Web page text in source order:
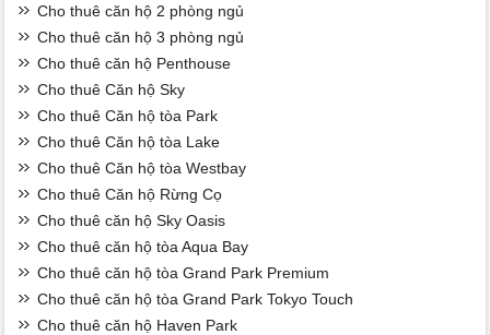
Cho thuê căn hộ 2 phòng ngủ
Cho thuê căn hộ 3 phòng ngủ
Cho thuê căn hộ Penthouse
Cho thuê Căn hộ Sky
Cho thuê Căn hộ tòa Park
Cho thuê Căn hộ tòa Lake
Cho thuê Căn hộ tòa Westbay
Cho thuê Căn hộ Rừng Cọ
Cho thuê căn hộ Sky Oasis
Cho thuê căn hộ tòa Aqua Bay
Cho thuê căn hộ tòa Grand Park Premium
Cho thuê căn hộ tòa Grand Park Tokyo Touch
Cho thuê căn hộ Haven Park